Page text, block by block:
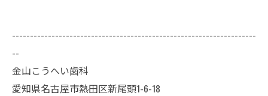
--------------------------------------------------------------------
--
金山こうへい歯科
愛知県名古屋市熱田区新尾頭1-6-18